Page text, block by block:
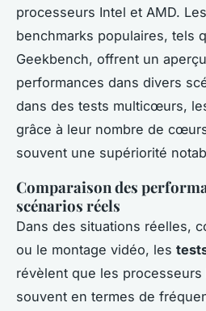
processeurs Intel et AMD.
benchmarks populaires, tels
Geekbench, offrent un
performances dans divers
dans des tests multicœurs,
grâce à leur nombre de
souvent une supériorité
Comparaison des
scénarios réels
Dans des situations réelles,
ou le montage vidéo, les
révèlent que les
souvent en termes de